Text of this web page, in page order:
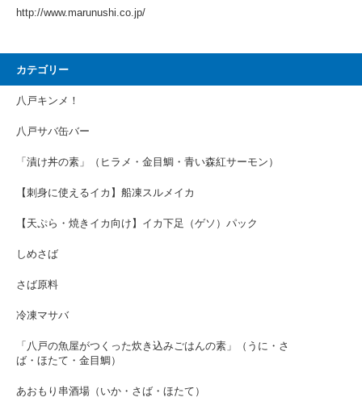
http://www.marunushi.co.jp/
カテゴリー
八戸キンメ！
八戸サバ缶バー
「漬け丼の素」（ヒラメ・金目鯛・青い森紅サーモン）
【刺身に使えるイカ】船凍スルメイカ
【天ぷら・焼きイカ向け】イカ下足（ゲソ）パック
しめさば
さば原料
冷凍マサバ
「八戸の魚屋がつくった炊き込みごはんの素」（うに・さ
ば・ほたて・金目鯛）
あおもり串酒場（いか・さば・ほたて）